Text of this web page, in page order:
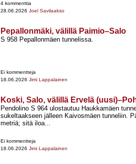
4 kommenttia
28.06.2026 Joel Savilaakso
Pepallonmäki, välillä Paimio–Salo
S 958 Pepallonmäen tunnelissa.
Ei kommentteja
18.06.2026 Jimi Lappalainen
Koski, Salo, välillä Ervelä
Pendolino S 964 ulostautuu Haukkamäen
sukeltaakseen jälleen Kaivosmäen tunneliin.
metriä; sitä iloa...
Ei kommentteja
18.06.2026 Jimi Lappalainen